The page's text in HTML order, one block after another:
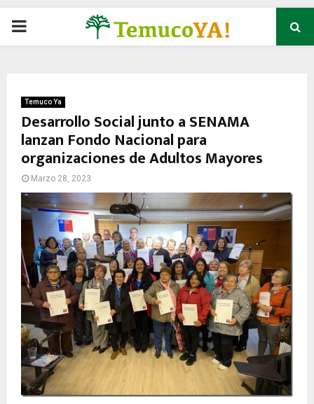
P
M
A
R
Y
M
E
N
Temuco Ya
Desarrollo Social junto a SENAMA
lanzan Fondo Nacional para
organizaciones de Adultos Mayores
Marzo 28, 2023